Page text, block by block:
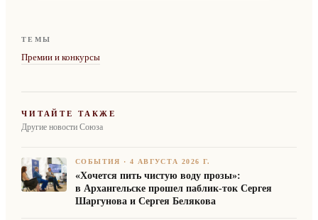
ТЕМЫ
Премии и конкурсы
ЧИТАЙТЕ ТАКЖЕ
Другие новости Союза
СОБЫТИЯ ·4 АВГУСТА 2026 Г.
«Хочется пить чистую воду прозы»:
в Архангельске прошел паблик-ток Сергея
Шаргунова и Сергея Белякова